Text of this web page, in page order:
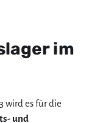
im
wird es für die
und